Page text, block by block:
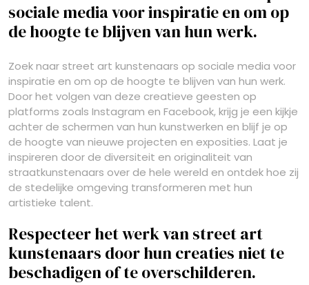
sociale media voor inspiratie en om op
de hoogte te blijven van hun werk.
Zoek naar street art kunstenaars op sociale media voor
inspiratie en om op de hoogte te blijven van hun werk.
Door het volgen van deze creatieve geesten op
platforms zoals Instagram en Facebook, krijg je een kijkje
achter de schermen van hun kunstwerken en blijf je op
de hoogte van nieuwe projecten en exposities. Laat je
inspireren door de diversiteit en originaliteit van
straatkunstenaars over de hele wereld en ontdek hoe zij
de stedelijke omgeving transformeren met hun
artistieke talent.
Respecteer het werk van street art
kunstenaars door hun creaties niet te
beschadigen of te overschilderen.